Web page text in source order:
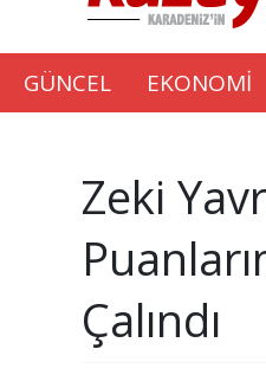
GÜNCEL EKONOMİ
Zeki
Çalındı